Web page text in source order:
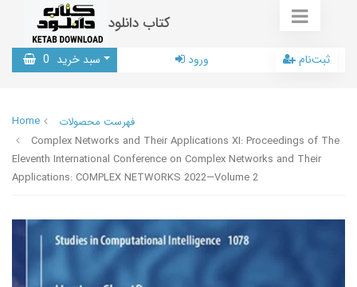
کتاب دانلود
سبد خرید 0 ورود ثبت‌نام
Home
فهرست محصولات
Complex Networks and Their Applications XI: Proceedings of The
Eleventh International Conference on Complex Networks and Their
Applications: COMPLEX NETWORKS 2022—Volume 2